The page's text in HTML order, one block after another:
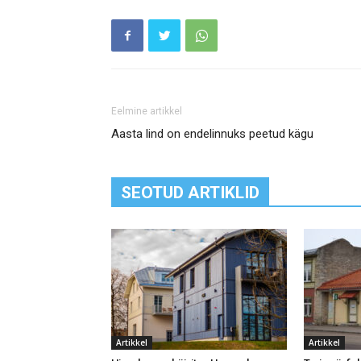
Eelmine artikkel
Aasta lind on endelinnuks peetud kägu
SEOTUD ARTIKLID
Artikkel Artikkel